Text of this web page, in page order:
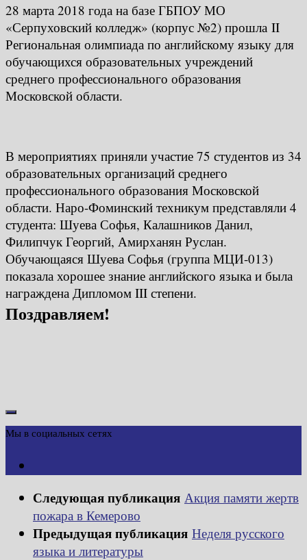
28 марта 2018 года на базе ГБПОУ МО
«Серпуховский колледж» (корпус №2) прошла II
Региональная олимпиада по английскому языку для
обучающихся образовательных учреждений
среднего профессионального образования
Московской области.
В мероприятиях приняли участие 75 студентов из 34
образовательных организаций среднего
профессионального образования Московской
области. Наро-Фоминский техникум представляли 4
студента: Шуева Софья, Калашников Данил,
Филипчук Георгий, Амирханян Руслан.
Обучающаяся Шуева Софья (группа МЦИ-013)
показала хорошее знание английского языка и была
награждена Дипломом III степени.
Поздравляем!
Мы в социальных сетях
Следующая публикация Акция памяти жертв
пожара в Кемерово
Предыдущая публикация Неделя русского
языка и литературы